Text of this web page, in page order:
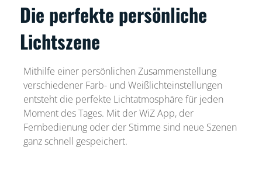
Die perfekte persönliche
Lichtszene
Mithilfe einer persönlichen Zusammenstellung
verschiedener Farb- und Weißlichteinstellungen
entsteht die perfekte Lichtatmosphäre für jeden
Moment des Tages. Mit der WiZ App, der
Fernbedienung oder der Stimme sind neue Szenen
ganz schnell gespeichert.